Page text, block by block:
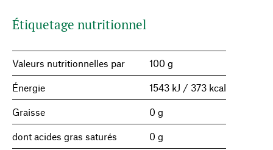
Étiquetage nutritionnel
Valeurs nutritionnelles par 100 g
Énergie 1543 kJ / 373 kcal
Graisse 0 g
dont acides gras saturés 0 g